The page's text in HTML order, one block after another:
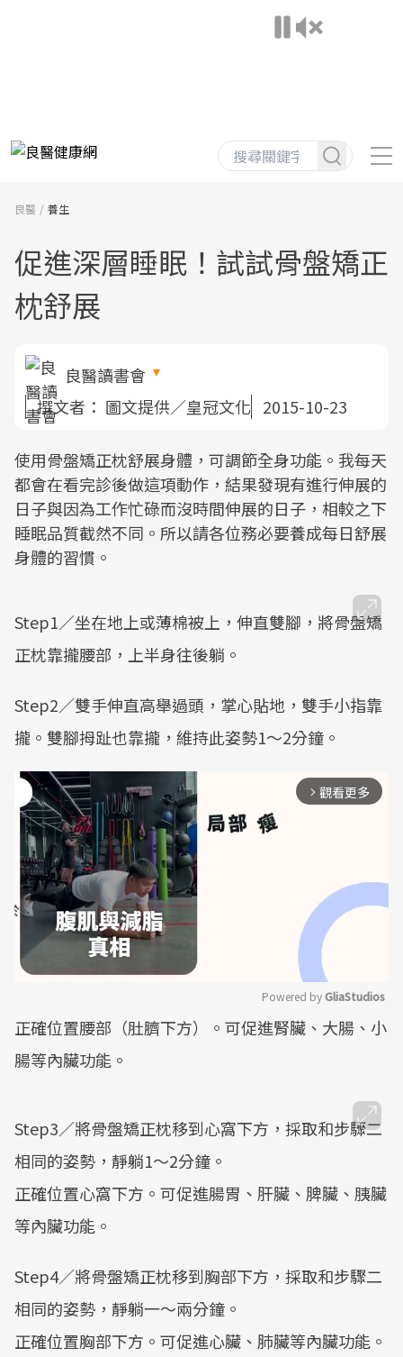
良醫 養生
促進深層睡眠！試試骨盤矯正
枕舒展
良醫讀書會
撰文者： 圖文提供／皇冠文化 2015-10-23
使用骨盤矯正枕舒展身體，可調節全身功能。我每天
都會在看完診後做這項動作，結果發現有進行伸展的
日子與因為工作忙碌而沒時間伸展的日子，相較之下
睡眠品質截然不同。所以請各位務必要養成每日舒展
身體的習慣。
Step1／坐在地上或薄棉被上，伸直雙腳，將骨盤矯
正枕靠攏腰部，上半身往後躺。
Step2／雙手伸直高舉過頭，掌心貼地，雙手小指靠
攏。雙腳拇趾也靠攏，維持此姿勢1～2分鐘。
arrow_forward_ios 觀看更多
Mute
Powered by GliaStudios
正確位置腰部（肚臍下方）。可促進腎臟、大腸、小
腸等內臟功能。
Step3／將骨盤矯正枕移到心窩下方，採取和步驟二
相同的姿勢，靜躺1～2分鐘。
正確位置心窩下方。可促進腸胃、肝臟、脾臟、胰臟
等內臟功能。
Step4／將骨盤矯正枕移到胸部下方，採取和步驟二
相同的姿勢，靜躺一～兩分鐘。
正確位置胸部下方。可促進心臟、肺臟等內臟功能。